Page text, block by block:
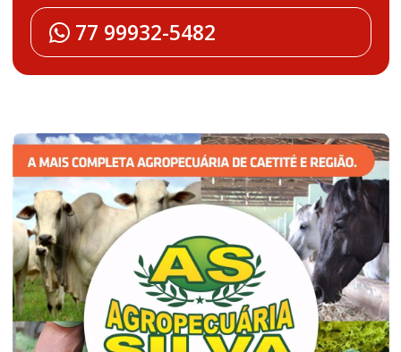
77 99932-5482